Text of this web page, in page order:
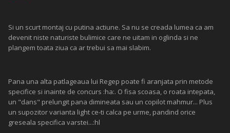
Si un scurt montaj cu putina actiune. Sa nu se creada lumea ca am
devenit niste naturiste bulimice care ne uitam in oglinda si ne
plangem toata ziua ca ar trebui sa mai slabim.
Pana una alta patlageaua lui Regep poate fi aranjata prin metode
specifice si inainte de concurs :ha:. O fisa scoasa, o roata intepata,
un "dans" prelungit pana dimineata sau un copilot mahmur... Plus
un supozitor varianta light ce-ti calca pe urme, pandind orice
greseala specifica varstei...:hl